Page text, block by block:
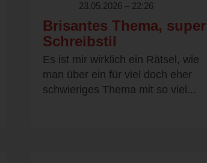
23.05.2026 – 22:26
Brisantes Thema, super
Schreibstil
Es ist mir wirklich ein Rätsel, wie
man über ein für viel doch eher
schwieriges Thema mit so viel...